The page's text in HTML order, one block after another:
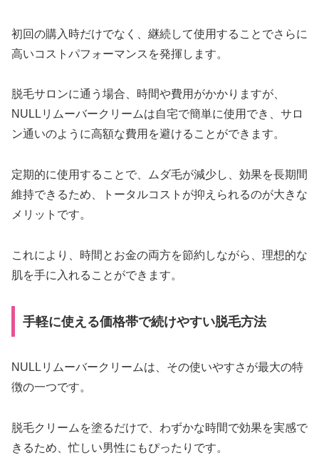
初回の購入時だけでなく、継続して使用することでさらに
高いコストパフォーマンスを発揮します。
脱毛サロンに通う場合、時間や費用がかかりますが、
NULLリムーバークリームは自宅で簡単に使用でき、サロ
ン通いのように高額な費用を避けることができます。
定期的に使用することで、ムダ毛が減少し、効果を長期間
維持できるため、トータルコストが抑えられるのが大きな
メリットです。
これにより、時間とお金の両方を節約しながら、理想的な
肌を手に入れることができます。
手軽に使える価格帯で続けやすい脱毛方法
NULLリムーバークリームは、その使いやすさが最大の特
徴の一つです。
脱毛クリームを塗るだけで、わずかな時間で効果を実感で
きるため、忙しい男性にもぴったりです。